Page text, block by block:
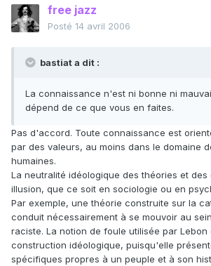
free jazz
Posté 14 avril 2006
bastiat a dit :
La connaissance n'est ni bonne ni
dépend de ce que vous en faites.
Pas d'accord. Toute connaissance est
par des valeurs, au moins dans le domaine
humaines.
La neutralité idéologique des théories et
illusion, que ce soit en sociologie ou en
Par exemple, une théorie construite sur la
conduit nécessairement à se mouvoir au
raciste. La notion de foule utilisée par Lebon
construction idéologique, puisqu'elle
spécifiques propres à un peuple et à son